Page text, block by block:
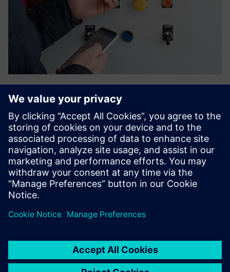
Nyckel Digital LOTO
Cserélje ki a papírengedélyeket és a lakatkáoszt a Nyckel by
Smartlox segítségével — felhőkezelt digitális
zárolás/tagout, amely valós idejű láthatóságot,
manipulálásbiztos ellenőrzési nyomvonalakat és fizikai
elszigeteltséget biz...
További információk